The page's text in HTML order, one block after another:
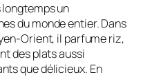
un
du monde entier. Dans
Orient, il parfume riz,
des plats aussi
que délicieux. En